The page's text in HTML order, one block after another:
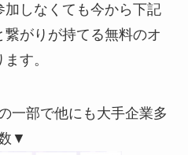
しなくても今から下記
がりが持てる無料のオ
す。
一部で他にも大手企業多
▼